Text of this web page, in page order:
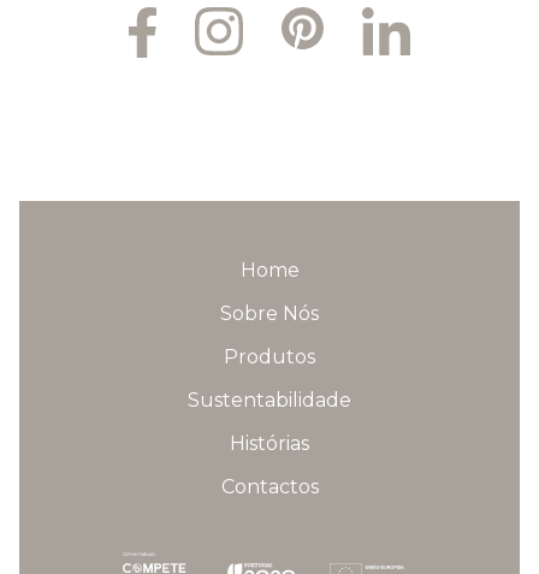
Home
Sobre Nós
Produtos
Sustentabilidade
Histórias
Contactos